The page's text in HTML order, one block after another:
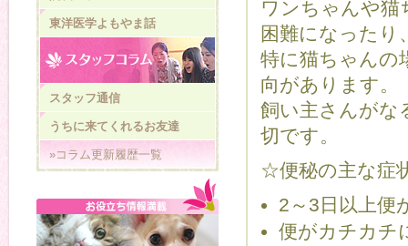
ワンちゃんや猫
困難になったり
特に猫ちゃんの
向があります。
飼い主さんがな
切です。
☆便秘の主な症
2～3日以上便
便がカチカチ
東洋医学よもやま話
スタッフ通信
うちに来てくれるお友達
»コラム更新履歴一覧